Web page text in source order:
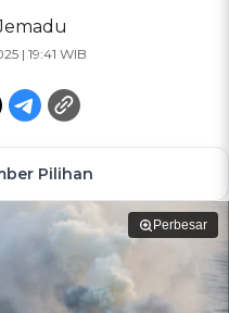
| 19:41 WIB
Pilihan
Perbesar